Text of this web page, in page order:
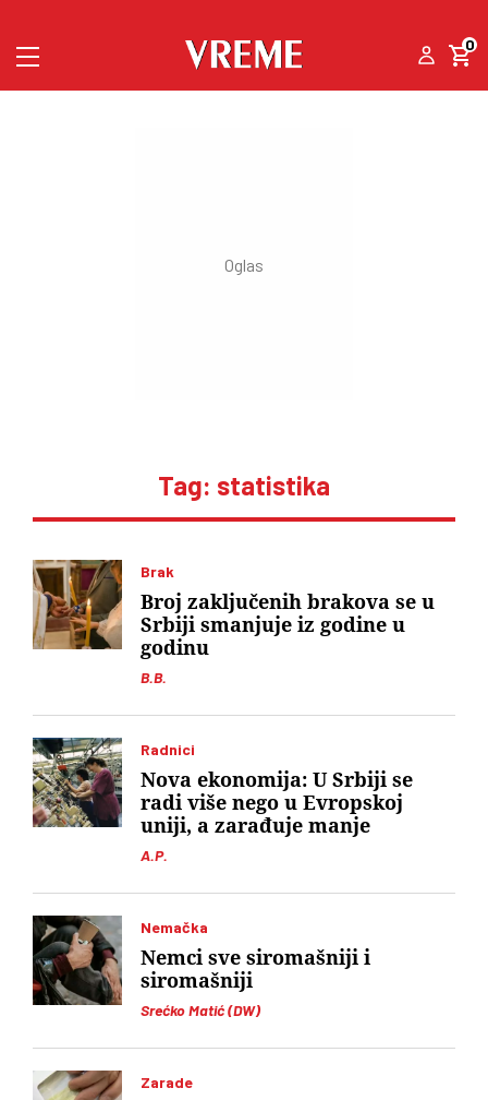
0
Tag: statistika
Brak
B.B.
Broj zaključenih brakova se u
Srbiji smanjuje iz godine u
godinu
Radnici
A.P.
Nova ekonomija: U Srbiji se
radi više nego u Evropskoj
uniji, a zarađuje manje
Nemačka
Srećko Matić (DW)
Nemci sve siromašniji i
siromašniji
Zarade